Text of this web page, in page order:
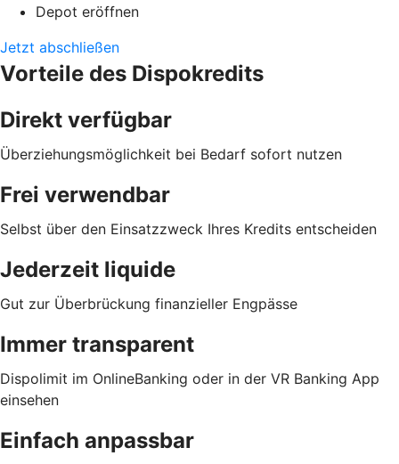
Depot eröffnen
Jetzt abschließen
Vorteile des Dispokredits
Direkt verfügbar
Überziehungsmöglichkeit bei Bedarf sofort nutzen
Frei verwendbar
Selbst über den Einsatzzweck Ihres Kredits entscheiden
Jederzeit liquide
Gut zur Überbrückung finanzieller Engpässe
Immer transparent
Dispolimit im OnlineBanking oder in der VR Banking App
einsehen
Einfach anpassbar